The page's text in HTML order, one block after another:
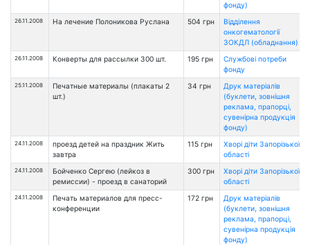
фонду)
26.11.2008 На лечение Полоникова Руслана 504 грн
Відділення
онкогематології
ЗОКДЛ (обладнання)
26.11.2008 Конверты для рассылки 300 шт. 195 грн
Службові потреби
фонду
25.11.2008
Печатные материалы (плакаты 2
шт.)
34 грн
Друк матеріалів
(буклети, зовнішня
реклама, прапорці,
сувенірна продукція
фонду)
24.11.2008
проезд детей на праздник Жить
завтра
115 грн
Хворі діти Запорізької
області
24.11.2008
Бойченко Сергею (лейкоз в
ремиссии) - проезд в санаторий
300 грн
Хворі діти Запорізької
області
24.11.2008
Печать материалов для пресс-
конференции
172 грн
Друк матеріалів
(буклети, зовнішня
реклама, прапорці,
сувенірна продукція
фонду)